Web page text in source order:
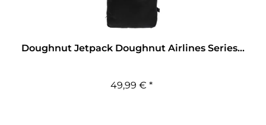
Doughnut Jetpack Doughnut Airlines Series...
49,99 € *